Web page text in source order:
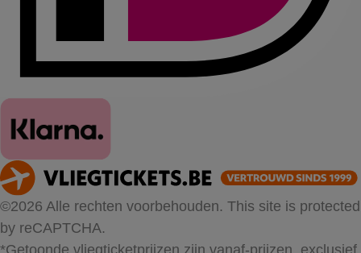
©2026 Alle rechten voorbehouden. This site is protected
by reCAPTCHA.
*Getoonde vliegticketprijzen zijn vanaf-prijzen, exclusief